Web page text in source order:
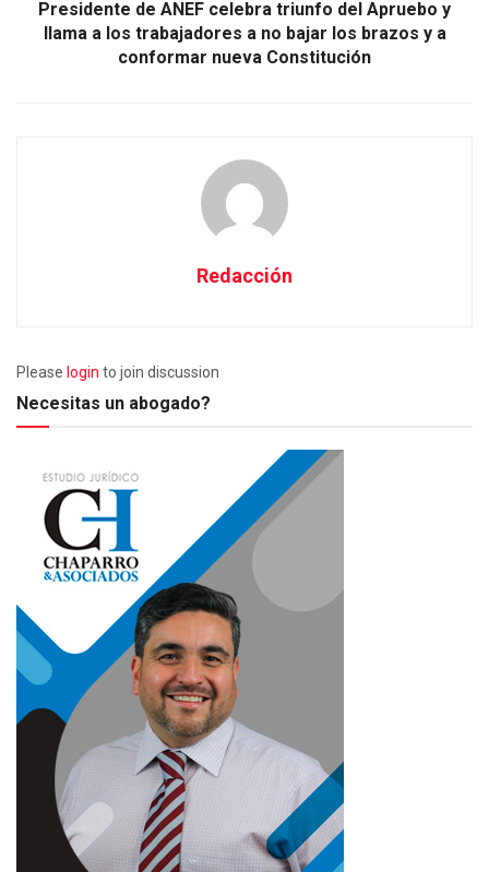
Presidente de ANEF celebra triunfo del Apruebo y
llama a los trabajadores a no bajar los brazos y a
conformar nueva Constitución
Redacción
Please login to join discussion
Necesitas un abogado?